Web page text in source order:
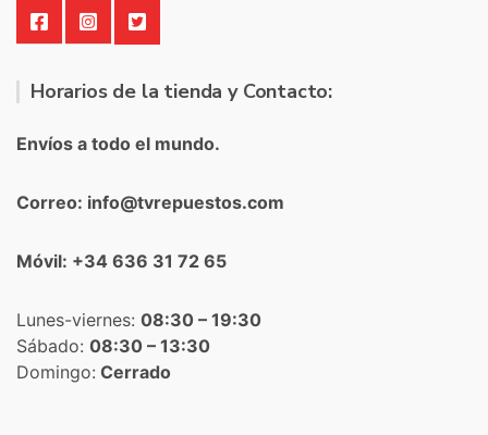
Horarios de la tienda y Contacto:
Envíos a todo el mundo.
Correo: info@tvrepuestos.com
Móvil: +34 636 31 72 65
Lunes-viernes: 08:30 – 19:30
Sábado: 08:30 – 13:30
Domingo: Cerrado